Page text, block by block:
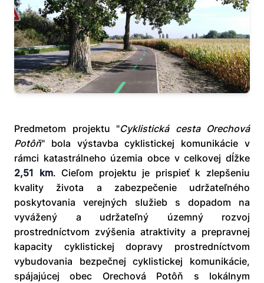
Predmetom projektu "Cyklistická cesta Orechová
Potôň" bola výstavba cyklistickej komunikácie v
rámci katastrálneho územia obce v celkovej dĺžke
2,51 km. Cieľom projektu je prispieť k zlepšeniu
kvality života a zabezpečenie udržateľného
poskytovania verejných služieb s dopadom na
vyvážený a udržateľný územný rozvoj
prostredníctvom zvýšenia atraktivity a prepravnej
kapacity cyklistickej dopravy prostredníctvom
vybudovania bezpečnej cyklistickej komunikácie,
spájajúcej obec Orechová Potôň s lokálnym